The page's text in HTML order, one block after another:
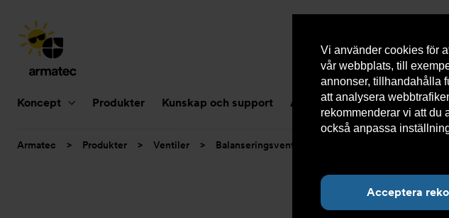
Vi använder cookies för
vår webbplats, till
annonser, tillhandahålla
att analysera
rekommenderar vi att du
också anpassa
Acceptera
Koncept Produkter Kunskap och support Aktuellt Om Armatec
Du
Armatec > Produkter > Ventiler > Balanseringsventil/ Injusteringsventil